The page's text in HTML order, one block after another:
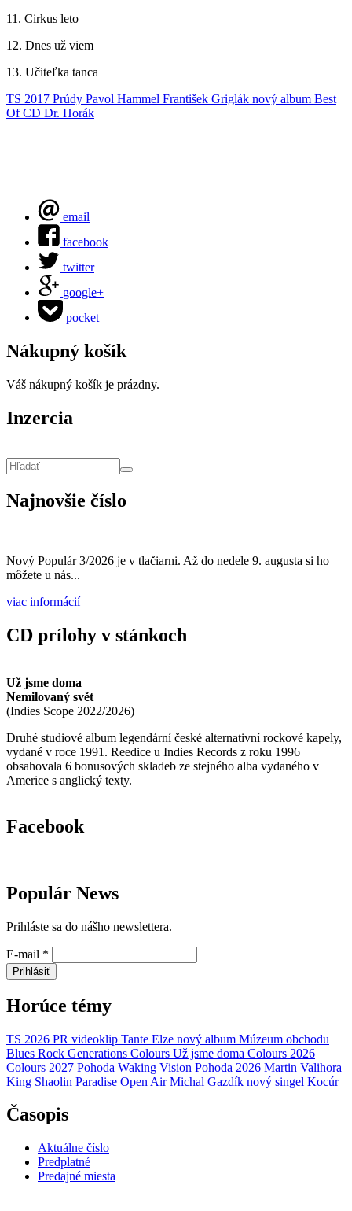
11. Cirkus leto
12. Dnes už viem
13. Učiteľka tanca
TS 2017 Prúdy Pavol Hammel František Griglák nový album Best
Of CD Dr. Horák
email
facebook
twitter
google+
pocket
Nákupný košík
Váš nákupný košík je prázdny.
Inzercia
Najnovšie číslo
Nový Populár 3/2026 je v tlačiarni. Až do nedele 9. augusta si ho
môžete u nás...
viac informácií
CD prílohy v stánkoch
Už jsme doma
Nemilovaný svět
(Indies Scope 2022/2026)
Druhé studiové album legendární české alternativní rockové kapely,
vydané v roce 1991. Reedice u Indies Records z roku 1996
obsahovala 6 bonusových skladeb ze stejného alba vydaného v
Americe s anglický texty.
Facebook
Populár News
Prihláste sa do nášho newslettera.
E-mail *
Prihlásiť
Horúce témy
TS 2026 PR videoklip Tante Elze nový album Múzeum obchodu
Blues Rock Generations Colours Už jsme doma Colours 2026
Colours 2027 Pohoda Waking Vision Pohoda 2026 Martin Valihora
King Shaolin Paradise Open Air Michal Gazdík nový singel Kocúr
Časopis
Aktuálne číslo
Predplatné
Predajné miesta